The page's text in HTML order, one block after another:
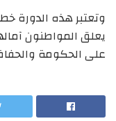
وتعتبر هذه الدورة
يعلق المواطنون
على الحكومة